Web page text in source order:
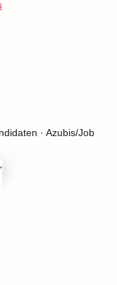
· Azubis/Job